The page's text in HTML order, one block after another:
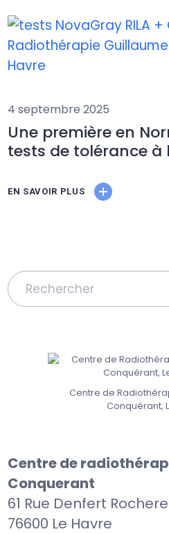
4 septembre 2025
Une première en
tests de tolérance
EN SAVOIR PLUS
Search
for:
Centre de
Conquérant,
Centre de
Conquerant
61 Rue Denfert
76600 Le Havre